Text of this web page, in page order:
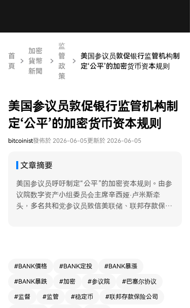
首
頁
加密
貨幣
新聞
监
管
政
策
美国参议员敦促银行监管机构制
定‘公平’的加密货币资本规则
美国参议员敦促银行监管机构制
定‘公平’的加密货币资本规则
bitcoinist發佈於 2026-06-05更新於 2026-06-05
文章摘要
美国参议员呼吁制定“公平”的加密资本规则。由参
议院数字资产小组委员会主席辛西娅·卢米斯牵
头，多名共和党参议员致信美联储、联邦存款保险
50%的风险权重，参议员们认为这并非基于实际风
实质上阻碍了银行持有此类资产，与监管机构倡导
的“技术中立”原则相悖。 议员们赞赏了监管机构
#BANK價格 #BANK定投 #BANK暴漲
#BANK暴跌 #加密 #参议院 #巴塞尔协议
#监督 #监管 #稳定币 #联邦存款保险公司